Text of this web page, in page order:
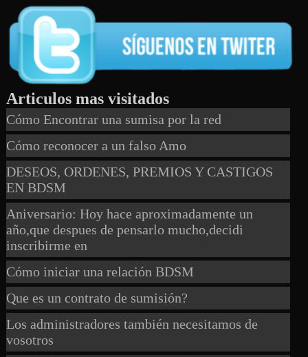
Articulos mas visitados
Cómo Encontrar una sumisa por la red
Cómo reconocer a un falso Amo
DESEOS, ORDENES, PREMIOS Y CASTIGOS
EN BDSM
Aniversario: Hoy hace aproximadamente un
año,que despues de pensarlo mucho,decidi
inscribirme en
Cómo iniciar una relación BDSM
Que es un contrato de sumisión?
Los administradores también necesitamos de
vosotros